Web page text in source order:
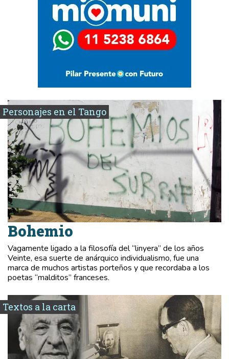
Personajes en el Tango
Bohemio
Vagamente ligado a la filosofía del “linyera” de los años
Veinte, esa suerte de anárquico individualismo, fue una
marca de muchos artistas porteños y que recordaba a los
poetas “malditos” franceses.
Textos a la carta